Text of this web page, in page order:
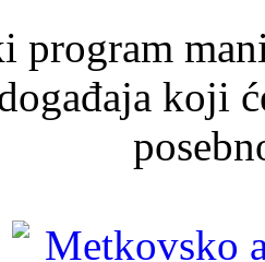
program
koji